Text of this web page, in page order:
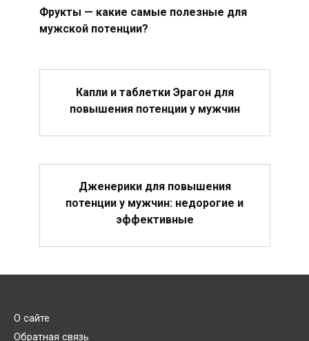
Фрукты — какие самые полезные для
мужской потенции?
Капли и таблетки Эрагон для
повышения потенции у мужчин
Дженерики для повышения
потенции у мужчин: недорогие и
эффективные
О сайте
Обратная связь